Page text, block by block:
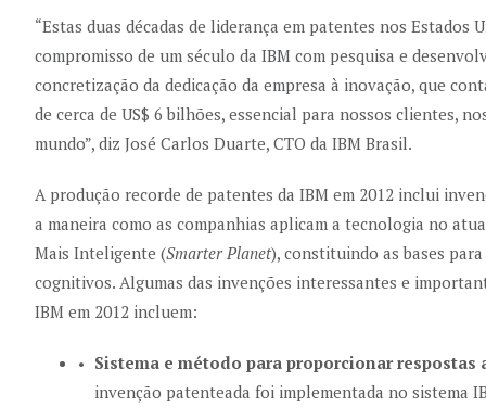
“Estas duas décadas de liderança em patentes nos Estados
compromisso de um século da IBM com pesquisa e
concretização da dedicação da empresa à inovação, que
de cerca de US$ 6 bilhões, essencial para nossos clientes,
mundo”, diz José Carlos Duarte, CTO da IBM Brasil.
A produção recorde de patentes da IBM em 2012 inclui
a maneira como as companhias aplicam a tecnologia no
Mais Inteligente (Smarter Planet), constituindo as bases
cognitivos. Algumas das invenções interessantes e
IBM em 2012 incluem:
Sistema e método para proporcionar respostas
invenção patenteada foi implementada no sistema